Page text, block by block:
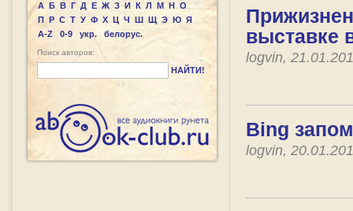
А Б В Г Д Е Ж З И К Л М Н О
П Р С Т У Ф Х Ц Ч Ш Щ Э Ю Я
A-Z
0-9 укр. белорус.
Поиск авторов:
НАЙТИ!
выставке
logvin,
Bing
logvin,